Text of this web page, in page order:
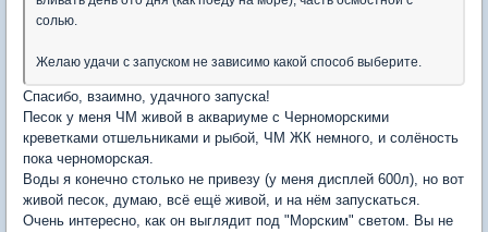
солью.
Желаю удачи с запуском не зависимо какой способ выберите.
Спасибо, взаимно, удачного запуска!
Песок у меня ЧМ живой в аквариуме с Черноморскими
креветками отшельниками и рыбой, ЧМ ЖК немного, и солёность
пока черноморская.
Воды я конечно столько не привезу (у меня дисплей 600л), но вот
живой песок, думаю, всё ещё живой, и на нём запускаться.
Очень интересно, как он выглядит под "Морским" светом. Вы не